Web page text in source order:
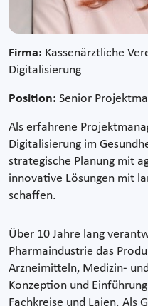
Firma: Kassenärztliche
Digitalisierung
Position: Senior
Als erfahrene
Digitalisierung im
strategische Planung mit
innovative Lösungen mit
schaffen.
Über 10 Jahre lang
Pharmaindustrie das
Arzneimitteln, Medizin-
Konzeption und
Fachkreise und Laien. Als